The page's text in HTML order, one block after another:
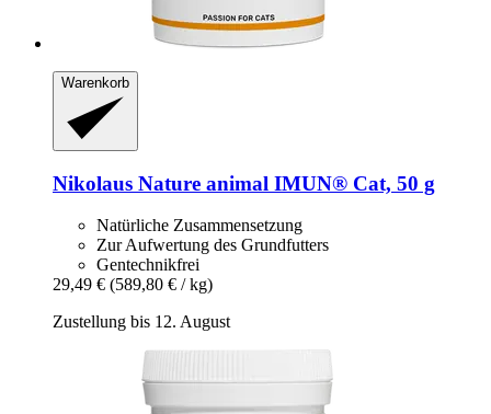
Warenkorb
Nikolaus Nature animal IMUN® Cat, 50 g
Natürliche Zusammensetzung
Zur Aufwertung des Grundfutters
Gentechnikfrei
29,49 € (589,80 € / kg)
Zustellung bis 12. August